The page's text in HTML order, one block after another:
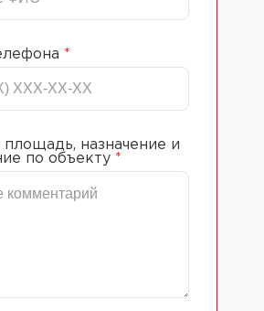
*
назначение и
по объекту *